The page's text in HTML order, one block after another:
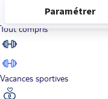
Tout compris
Vacances sportives